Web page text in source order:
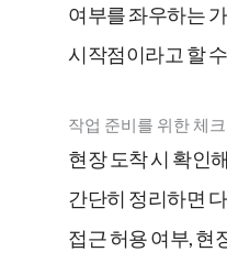
여부를 좌우하는
시작점이라고 할
작업 준비를 위한 체
현장 도착 시 확인
간단히 정리하면
접근 허용 여부, 현